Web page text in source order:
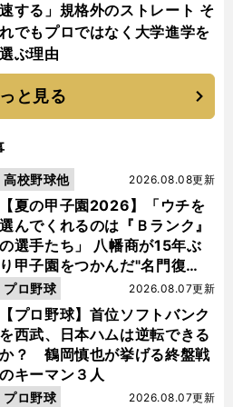
速する」規格外のストレート そ
れでもプロではなく大学進学を
選ぶ理由
と見る
【夏の甲子園2026】「ウチを
選んでくれるのは『Ｂランク』
の選手たち」 八幡商が15年ぶ
り甲子園をつかんだ"名門復
活"の舞台裏
2026.08.08更新
高校野球他
【プロ野球】首位ソフトバンク
を西武、日本ハムは逆転できる
か？ 鶴岡慎也が挙げる終盤戦
のキーマン３人
2026.08.07更新
プロ野球
2026.08.07更新
プロ野球